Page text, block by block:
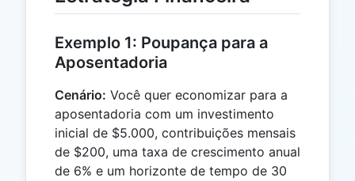
Exemplo 1: Poupança para a
Aposentadoria
Cenário: Você quer economizar para a
aposentadoria com um investimento
inicial de $5.000, contribuições mensais
de $200, uma taxa de crescimento anual
de 6% e um horizonte de tempo de 30